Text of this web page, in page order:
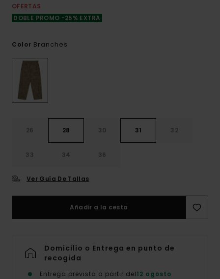
OFERTAS
DOBLE PROMO -25% EXTRA
Color Branches
26 28 30 31 32
33 34 36
Ver Guía De Tallas
Añadir a la cesta
Domicilio o Entrega en punto de
recogida
Entrega prevista a partir del12 agosto